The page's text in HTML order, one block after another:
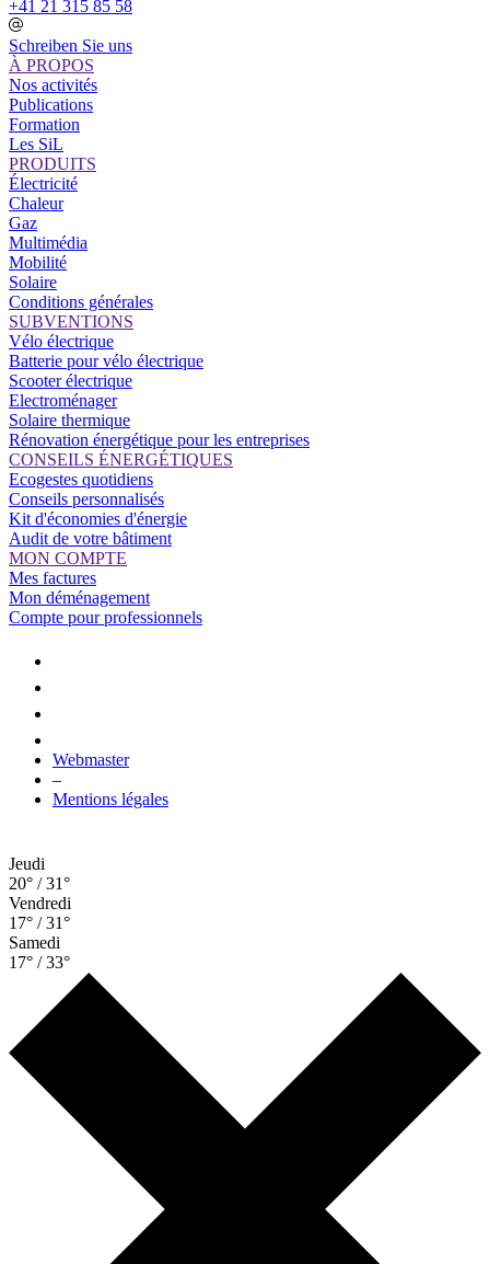
+41 21 315 85 58
Schreiben Sie uns
À PROPOS
Nos activités
Publications
Formation
Les SiL
PRODUITS
Électricité
Chaleur
Gaz
Multimédia
Mobilité
Solaire
Conditions générales
SUBVENTIONS
Vélo électrique
Batterie pour vélo électrique
Scooter électrique
Electroménager
Solaire thermique
Rénovation énergétique pour les entreprises
CONSEILS ÉNERGÉTIQUES
Ecogestes quotidiens
Conseils personnalisés
Kit d'économies d'énergie
Audit de votre bâtiment
MON COMPTE
Mes factures
Mon déménagement
Compte pour professionnels
Webmaster
–
Mentions légales
Jeudi
20° / 31°
Vendredi
17° / 31°
Samedi
17° / 33°